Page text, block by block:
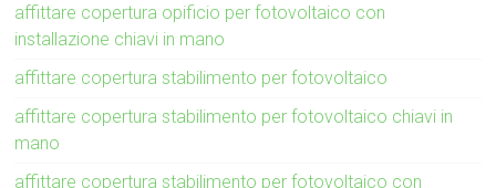
affittare copertura opificio per fotovoltaico con
installazione chiavi in mano
affittare copertura stabilimento per fotovoltaico
affittare copertura stabilimento per fotovoltaico chiavi in
mano
affittare copertura stabilimento per fotovoltaico con